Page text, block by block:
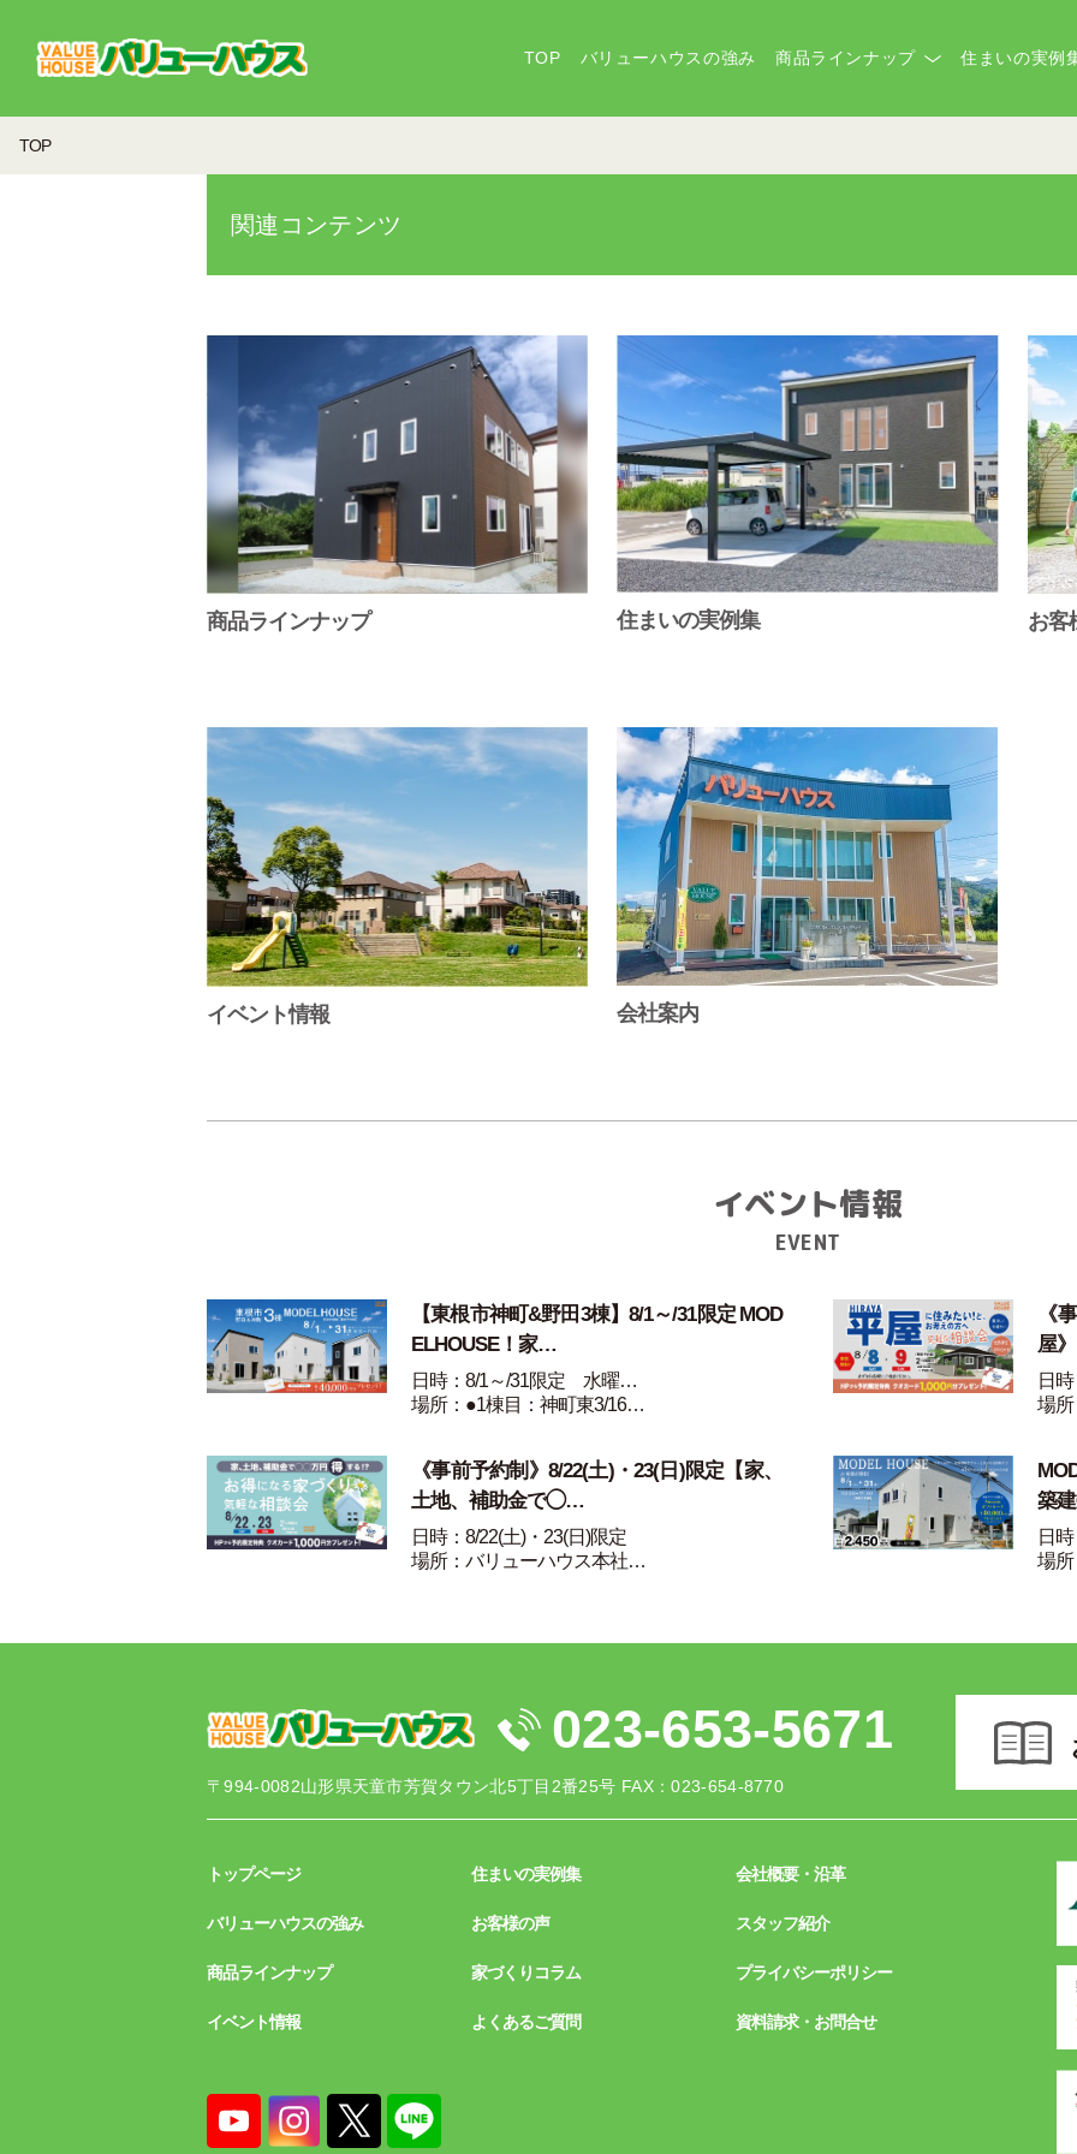
TOP バリューハウスの強み 商品ラインナップ 住まいの実例
TOP
関連コンテンツ
商品ラインナップ 住まいの実例集 お客
イベント情報 会社案内
イベント情報
EVENT
【東根市神町&野田3棟】8/1～/31限定 MOD
ELHOUSE！家…
日時：8/1～/31限定 水曜…
場所：●1棟目：神町東3/16…
《
屋
日
場
《事前予約制》8/22(土)・23(日)限定【家、
土地、補助金で◯…
日時：8/22(土)・23(日)限定
場所：バリューハウス本社…
築
日
場
〒994-0082山形県天童市芳賀タウン北5丁目2番25号 FAX：023-654-8770
023-653-5671
トップページ
バリューハウスの強み
商品ラインナップ
イベント情報
住まいの実例集
お客様の声
家づくりコラム
よくあるご質問
会社概要・沿革
スタッフ紹介
プライバシーポリシー
資料請求・お問合せ